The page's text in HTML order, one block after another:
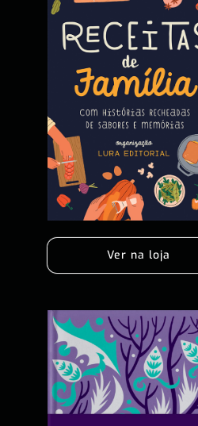
Ver na loja